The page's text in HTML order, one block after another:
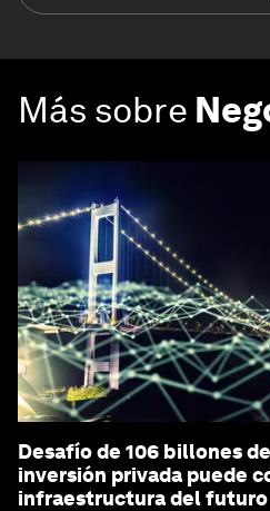
Más sobre
Desafío de 106 billones
inversión privada puede
infraestructura del futuro